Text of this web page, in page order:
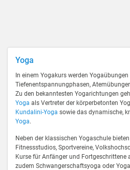
Yoga
In einem Yogakurs werden
Tiefenentspannungphasen,
Zu den bekanntesten Yogarichtungen
Yoga als Vertreter der körperbetonten
Kundalini-Yoga sowie das dynamische,
Yoga.
Neben der klassischen Yogaschule
Fitnessstudios, Sportvereine,
Kurse für Anfänger und Fortgeschrittene
zudem Schwangerschaftsyoga oder